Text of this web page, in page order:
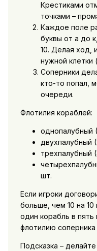
Крестиками
точками –
Каждое поле
буквы от а до
10. Делая ход,
нужной клетки
Соперники
кто-то попал,
очереди.
Флотилия кораблей:
однопалубный
двухпалубный
трехпалубный
шт.
Если игроки
больше, чем 10 на 10
один корабль в
флотилию
Подсказка –